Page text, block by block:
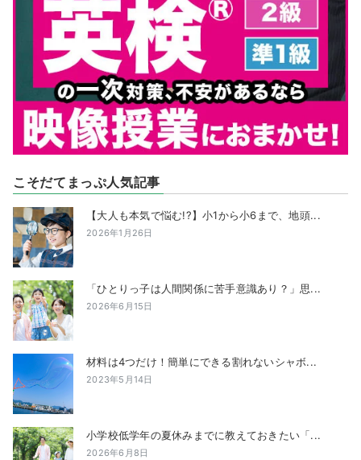
こそだてまっぷ人気記事
【大人も本気で悩む!?】小1から小6まで、地頭...
2026年1月26日
「ひとりっ子は人間関係に苦手意識あり？」思...
2026年6月15日
材料は4つだけ！簡単にできる割れないシャボ...
2023年5月14日
小学校低学年の夏休みまでに教えておきたい「...
2026年6月8日